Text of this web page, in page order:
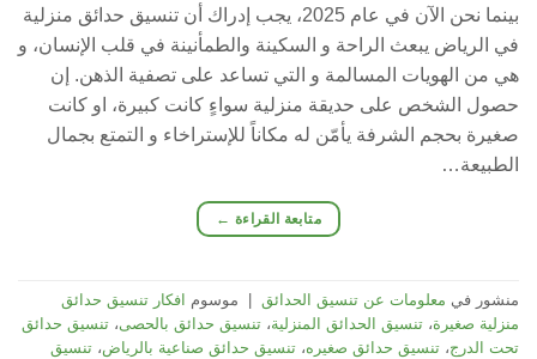
بينما نحن الآن في عام 2025، يجب إدراك أن تنسيق حدائق منزلية
في الرياض يبعث الراحة و السكينة والطمأنينة في قلب الإنسان، و
هي من الهويات المسالمة و التي تساعد على تصفية الذهن. إن
حصول الشخص على حديقة منزلية سواءٍ كانت كبيرة، او كانت
صغيرة بحجم الشرفة يأمّن له مكاناً للإستراخاء و التمتع بجمال
الطبيعة…
متابعة القراءة ←
منشور في معلومات عن تنسيق الحدائق موسوم افكار تنسيق حدائق
منزلية صغيرة، تنسيق الحدائق المنزلية، تنسيق حدائق بالحصى، تنسيق حدائق
تحت الدرج، تنسيق حدائق صغيره، تنسيق حدائق صناعية بالرياض، تنسيق